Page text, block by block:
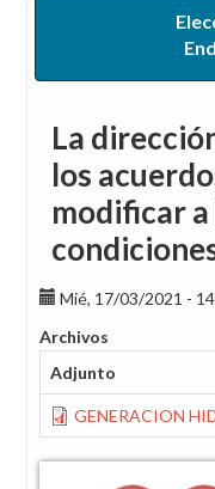
La
los
modificar a
Mié, 17/03/2021 -
Archivos
Adjunto
GENERACION